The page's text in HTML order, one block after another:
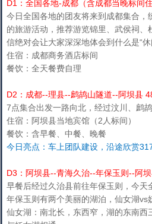
D1：全国各地-成都（含成都当晚标间
今日全国各地的团友将来到成都集合
的旅游活动，推荐游览锦里、武侯祠
信绝对会让大家深深地体会到什么是“休
住宿：成都商务酒店标间
餐饮：全天餐费自理
D2：成都--理县--鹧鸪山隧道--阿坝县
7点集合出发一路向北，经过汶川、鹧
住宿：阿坝县当地宾馆（2人标间）
餐饮：含早餐、中餐、晚餐
今日亮点：车上团队建设，沿途欣赏
D3：阿坝县--青海久治--年保玉则--阿
早餐后经过久治县前往年保玉则，今
年保玉则有两个美丽的湖泊，仙女湖vs
仙女湖：南北长，东西窄，湖的东南